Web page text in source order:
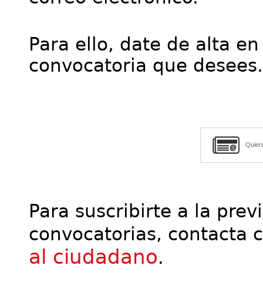
Para ello, date de alta
convocatoria que desees.
Para suscribirte a la
convocatorias, contacta
al ciudadano.